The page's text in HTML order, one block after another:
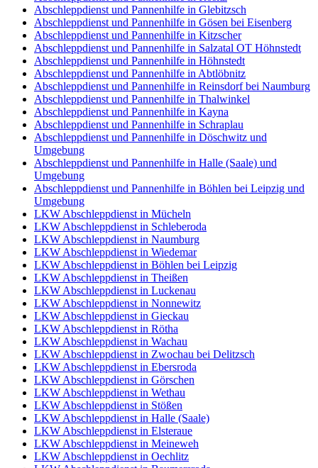
Abschleppdienst und Pannenhilfe in Glebitzsch
Abschleppdienst und Pannenhilfe in Gösen bei Eisenberg
Abschleppdienst und Pannenhilfe in Kitzscher
Abschleppdienst und Pannenhilfe in Salzatal OT Höhnstedt
Abschleppdienst und Pannenhilfe in Höhnstedt
Abschleppdienst und Pannenhilfe in Abtlöbnitz
Abschleppdienst und Pannenhilfe in Reinsdorf bei Naumburg
Abschleppdienst und Pannenhilfe in Thalwinkel
Abschleppdienst und Pannenhilfe in Kayna
Abschleppdienst und Pannenhilfe in Schraplau
Abschleppdienst und Pannenhilfe in Döschwitz und
Umgebung
Abschleppdienst und Pannenhilfe in Halle (Saale) und
Umgebung
Abschleppdienst und Pannenhilfe in Böhlen bei Leipzig und
Umgebung
LKW Abschleppdienst in Mücheln
LKW Abschleppdienst in Schleberoda
LKW Abschleppdienst in Naumburg
LKW Abschleppdienst in Wiedemar
LKW Abschleppdienst in Böhlen bei Leipzig
LKW Abschleppdienst in Theißen
LKW Abschleppdienst in Luckenau
LKW Abschleppdienst in Nonnewitz
LKW Abschleppdienst in Gieckau
LKW Abschleppdienst in Rötha
LKW Abschleppdienst in Wachau
LKW Abschleppdienst in Zwochau bei Delitzsch
LKW Abschleppdienst in Ebersroda
LKW Abschleppdienst in Görschen
LKW Abschleppdienst in Wethau
LKW Abschleppdienst in Stößen
LKW Abschleppdienst in Halle (Saale)
LKW Abschleppdienst in Elsteraue
LKW Abschleppdienst in Meineweh
LKW Abschleppdienst in Oechlitz